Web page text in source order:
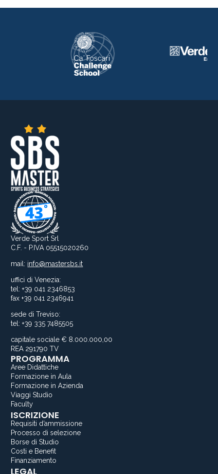
Verde Sport Srl
C.F. - P.IVA 05515020260
mail: info@mastersbs.it
uffici di Venezia:
tel: +39 041 2346853
fax +39 041 2346941
sede di Treviso:
tel: +39 335 7485505
capitale sociale € 8.000.000,00
REA 291790 TV
PROGRAMMA
Aree Didattiche
Formazione in Aula
Formazione in Azienda
Viaggi Studio
Faculty
ISCRIZIONE
Requisiti d’ammissione
Processo di selezione
Borse di Studio
Costi e Benefit
Finanziamento
LEGAL